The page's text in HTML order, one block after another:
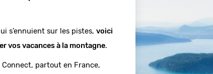
s’ennuient sur les pistes, voici
vos vacances à la montagne.